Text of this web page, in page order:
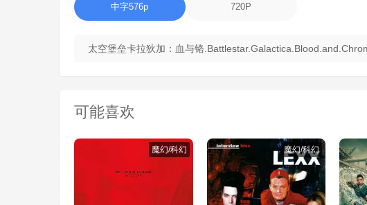
中字576p 720P
太空堡垒卡拉狄加：血与铬
可能喜欢
魔幻/科幻 魔幻/科幻